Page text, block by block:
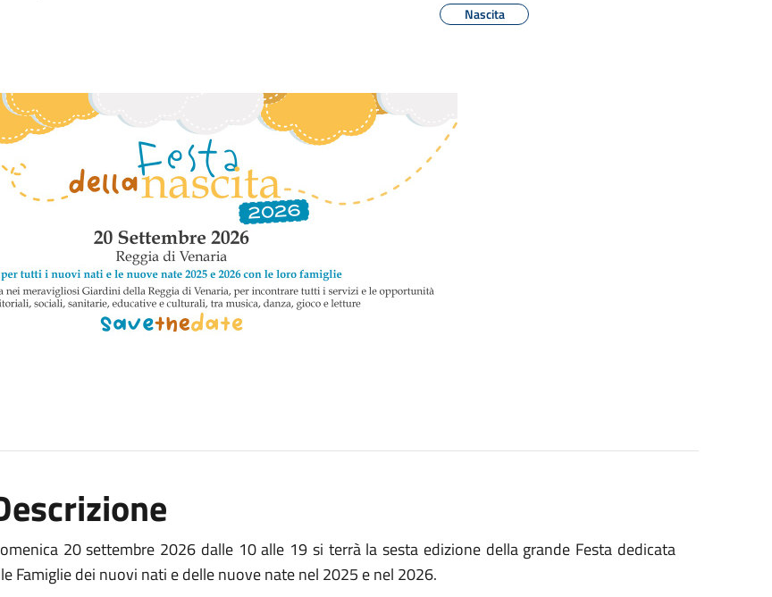
Nascita
20 settembre 2026 dalle 10 alle 19 si terrà la sesta edizione della grande Festa dedicata
Famiglie dei nuovi nati e delle nuove nate nel 2025 e nel 2026.